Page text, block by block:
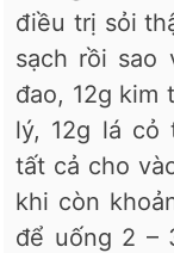
điều trị sỏi
sạch rồi sao
đao, 12g kim
lý, 12g lá cỏ
tất cả cho
khi còn
để uống 2 –